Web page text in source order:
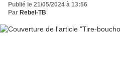
Publié le 21/05/2024 à 13:56
Par Rebel-TB